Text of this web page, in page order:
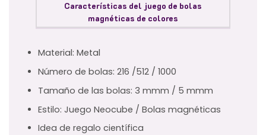
Características del juego de bolas
magnéticas de colores
Material: Metal
Número de bolas: 216 /512 / 1000
Tamaño de las bolas: 3 mmm / 5 mmm
Estilo: Juego Neocube / Bolas magnéticas
Idea de regalo científica